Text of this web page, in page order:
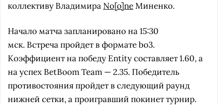
коллективу Владимира No[o]neМиненко.
Начало матча запланировано на 15:30
мск. Встреча пройдет в формате bo3.
Коэффициент на победу Entity составляет 1.60, а
на успех BetBoom Team — 2.35. Победитель
противостояния пройдет в следующий раунд
нижней сетки, а проигравший покинет турнир.